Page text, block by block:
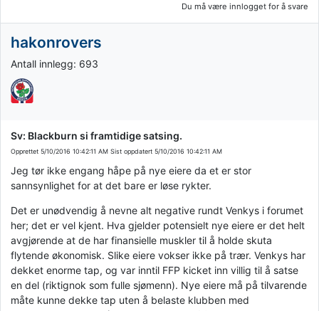
Du må være innlogget for å svare
hakonrovers
Antall innlegg: 693
Sv: Blackburn si framtidige satsing.
Opprettet 5/10/2016 10:42:11 AM Sist oppdatert 5/10/2016 10:42:11 AM
Jeg tør ikke engang håpe på nye eiere da et er stor
sannsynlighet for at det bare er løse rykter.
Det er unødvendig å nevne alt negative rundt Venkys i forumet
her; det er vel kjent. Hva gjelder potensielt nye eiere er det helt
avgjørende at de har finansielle muskler til å holde skuta
flytende økonomisk. Slike eiere vokser ikke på trær. Venkys har
dekket enorme tap, og var inntil FFP kicket inn villig til å satse
en del (riktignok som fulle sjømenn). Nye eiere må på tilvarende
måte kunne dekke tap uten å belaste klubben med